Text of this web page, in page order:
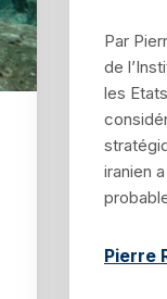
Par
de
les
iranien
Pierre